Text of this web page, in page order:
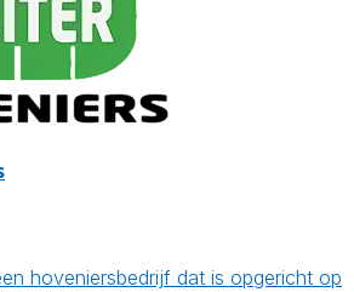
hoveniersbedrijf dat is opgericht op